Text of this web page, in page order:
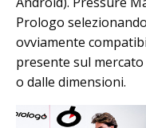
Prologo
ovviamente
presente sul
o dalle dimensioni.